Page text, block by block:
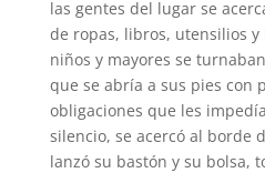
las gentes del lugar se
de ropas, libros, utensilios
niños y mayores se
que se abría a sus pies con
obligaciones que les
silencio, se acercó al borde
lanzó su bastón y su bolsa,